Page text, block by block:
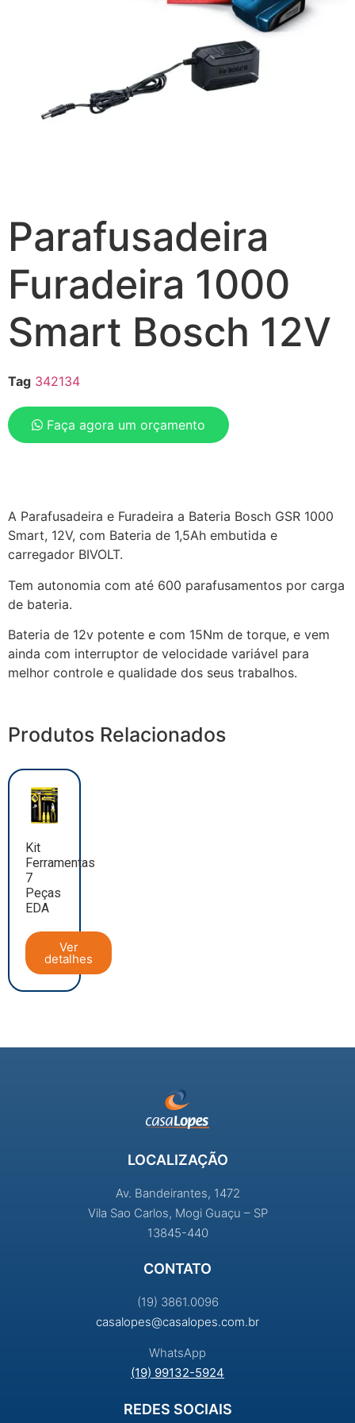
Parafusadeira
Furadeira 1000
Smart Bosch 12V
Tag 342134
Faça agora um orçamento
A Parafusadeira e Furadeira a Bateria Bosch GSR 1000
Smart, 12V, com Bateria de 1,5Ah embutida e
carregador BIVOLT.
Tem autonomia com até 600 parafusamentos por carga
de bateria.
Bateria de 12v potente e com 15Nm de torque, e vem
ainda com interruptor de velocidade variável para
melhor controle e qualidade dos seus trabalhos.
Produtos Relacionados
Kit
Ferramentas
7
Peças
EDA
Ver
detalhes
LOCALIZAÇÃO
Av. Bandeirantes, 1472
Vila Sao Carlos, Mogi Guaçu – SP
13845-440
CONTATO
(19) 3861.0096
casalopes@casalopes.com.br
WhatsApp
(19) 99132-5924
REDES SOCIAIS